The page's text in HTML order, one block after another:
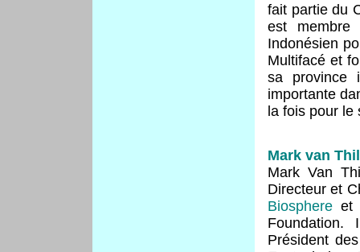
fait partie du
est
Indonésien
Multifacé et
sa province
importante
la fois pour le
Mark van
Mark Van
Directeur et
Biosphere et
Foundation.
Président